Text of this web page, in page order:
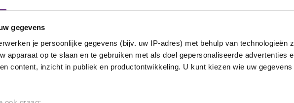
gegevens
je persoonlijke gegevens (bijv. uw IP-adres) met behulp van technologieën
apparaat op te slaan en te gebruiken met als doel gepersonaliseerde advertenties
content, inzicht in publiek en productontwikkeling. U kunt kiezen wie uw